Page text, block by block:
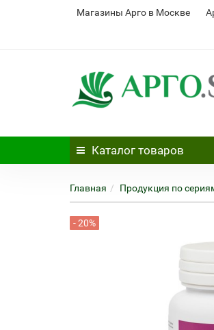
Магазины Арго в Москве
Каталог товаров
Главная Продукция по
- 20%